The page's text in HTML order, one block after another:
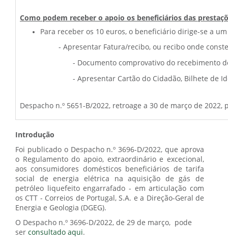
Como podem receber o apoio os beneficiários das
Para receber os 10 euros, o beneficiário dirige-se a
- Apresentar Fatura/recibo, ou recibo onde conste o
- Documento comprovativo do recebimento de uma
- Apresentar Cartão do Cidadão, Bilhete de
Despacho n.º 5651-B/2022, retroage a 30 de março de
Introdução
Foi publicado o Despacho n.º 3696-D/2022, que aprova
o Regulamento do apoio, extraordinário e excecional,
aos consumidores domésticos beneficiários de tarifa
social de energia elétrica na aquisição de gás de
petróleo liquefeito engarrafado - em articulação com
os CTT - Correios de Portugal, S.A. e a Direção-Geral de
Energia e Geologia (DGEG).
O Despacho n.º 3696-D/2022, de 29 de março, pode
ser consultado aqui.